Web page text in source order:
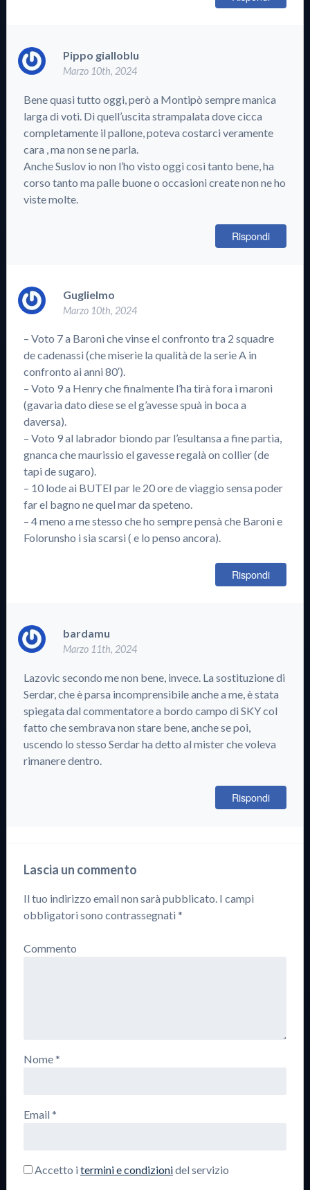
Pippo gialloblu
Marzo 10th, 2024
Bene quasi tutto oggi, però a Montipò sempre manica
larga di voti. Di quell’uscita strampalata dove cicca
completamente il pallone, poteva costarci veramente
cara , ma non se ne parla.
Anche Suslov io non l’ho visto oggi così tanto bene, ha
corso tanto ma palle buone o occasioni create non ne ho
viste molte.
Rispondi
Guglielmo
Marzo 10th, 2024
– Voto 7 a Baroni che vinse el confronto tra 2 squadre
de cadenassi (che miserie la qualità de la serie A in
confronto ai anni 80′).
– Voto 9 a Henry che finalmente l’ha tirà fora i maroni
(gavaria dato diese se el g’avesse spuà in boca a
daversa).
– Voto 9 al labrador biondo par l’esultansa a fine partia,
gnanca che maurissio el gavesse regalà on collier (de
tapi de sugaro).
– 10 lode ai BUTEI par le 20 ore de viaggio sensa poder
far el bagno ne quel mar da speteno.
– 4 meno a me stesso che ho sempre pensà che Baroni e
Folorunsho i sia scarsi ( e lo penso ancora).
Rispondi
bardamu
Marzo 11th, 2024
Lazovic secondo me non bene, invece. La sostituzione di
Serdar, che è parsa incomprensibile anche a me, è stata
spiegata dal commentatore a bordo campo di SKY col
fatto che sembrava non stare bene, anche se poi,
uscendo lo stesso Serdar ha detto al mister che voleva
rimanere dentro.
Rispondi
Lascia un commento
Il tuo indirizzo email non sarà pubblicato.I campi
obbligatori sono contrassegnati *
Commento
Nome*
Email *
Accetto i termini e condizionidel servizio